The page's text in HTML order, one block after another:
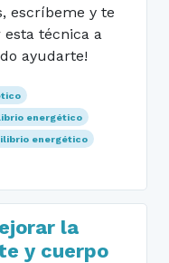
escríbeme y te
esta técnica a
ayudarte!
energético
energético
la
y cuerpo